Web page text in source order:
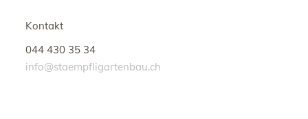
Kontakt
044 430 35 34
info@staempfligartenbau.ch